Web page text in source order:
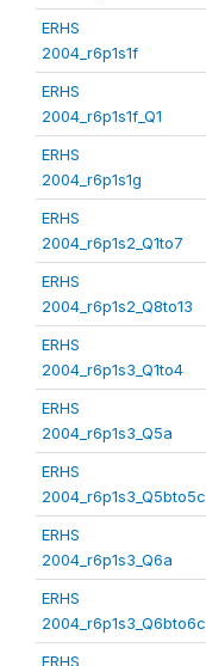
ERHS
2004_r6p1s1f
ERHS
2004_r6p1s1f_Q1
ERHS
2004_r6p1s1g
ERHS
2004_r6p1s2_Q1to7
ERHS
2004_r6p1s2_Q8to13
ERHS
2004_r6p1s3_Q1to4
ERHS
2004_r6p1s3_Q5a
ERHS
2004_r6p1s3_Q5bto5c
ERHS
2004_r6p1s3_Q6a
ERHS
2004_r6p1s3_Q6bto6c
ERHS